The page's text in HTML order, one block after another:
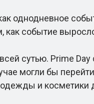
однодневное
как событие
сутью. Prime Day
могли бы
и косметики